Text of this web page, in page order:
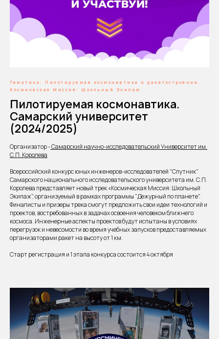
Тематика: Пилотируемая космонавтика и ракетостроение.
Космическая Миссия: Школьный Экипаж
Пилотируемая космонавтика.
Самарский университет
(2024/2025)
Организатор -Самарский научно-исследовательский Университет им.
С.П. Королева
Всероссийский конкурс юных инженеров-исследователей "Спутник"
Самарского национального исследовательского университета им. С.П.
Королева представляет новый трек «Космическая Миссия: Школьный
Экипаж", организуемый в рамках программы "Дежурный по планете".
Финалисты и призеры трека смогут предложить свои идеи технологий и
проектов, востребованных в задачах освоения человеком ближнего
космоса. Инженерные аспекты проектов будут испытаны в условиях
перегрузок и невесомости во время учебных запусков предоставляемых
организаторами ракет на высоту от 1 км.
Старт регистрация и 1 этапа конкурса состоится 4 октября